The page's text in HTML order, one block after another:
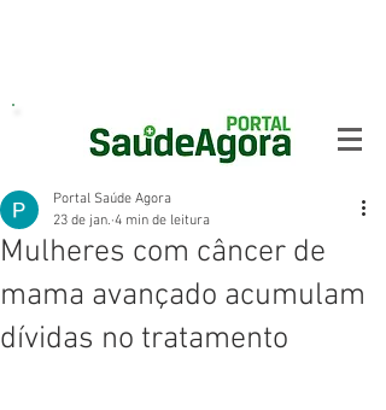
Mulheres com câncer de
mama avançado acumulam
dívidas no tratamento
Portal Saúde Agora
23 de jan. 4 min de leitura